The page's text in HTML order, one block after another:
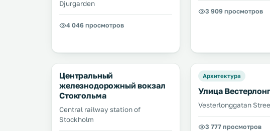
Djurgarden
4 046 просмотров
3 909 просмотров
Центральный
железнодорожный вокзал
Стокгольма
Central railway station of
Stockholm
Архитектура
Улица
Vesterlonggatan
3 777 просмотров